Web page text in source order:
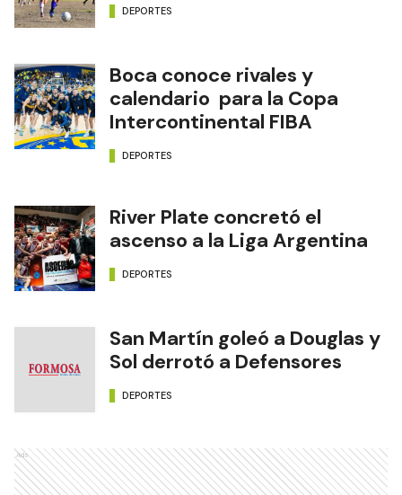
DEPORTES
Boca conoce rivales y
calendario para la Copa
Intercontinental FIBA
DEPORTES
River Plate concretó el
ascenso a la Liga Argentina
DEPORTES
San Martín goleó a Douglas y
Sol derrotó a Defensores
DEPORTES
Ads